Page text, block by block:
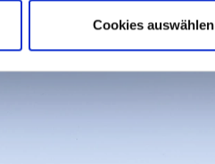
Cookies auswählen